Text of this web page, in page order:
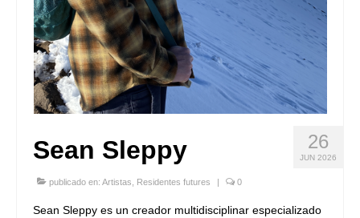
26
JUN 2026
Sean Sleppy
publicado en: Artistas Residentes futures | 0
Sean Sleppy es un creador multidisciplinar especializado